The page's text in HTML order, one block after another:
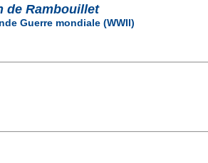
de Rambouillet
Guerre mondiale (WWII)